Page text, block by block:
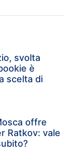
svolta
è
scelta di
offre
Ratkov: vale